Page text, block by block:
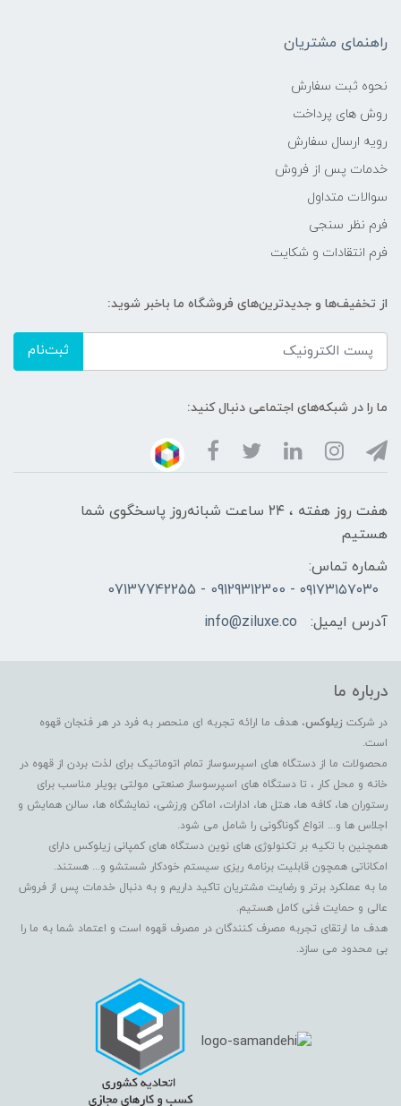
راهنمای مشتریان
نحوه ثبت سفارش
روش های پرداخت
رویه ارسال سفارش
خدمات پس از فروش
سوالات متداول
فرم نظر سنجی
فرم انتقادات و شکایت
از تخفیف‌ها و جدیدترین‌های فروشگاه ما باخبر شوید:
ثبت‌نام
ما را در شبکه‌های اجتماعی دنبال کنید:
هفت روز هفته ، ۲۴ ساعت شبانه‌روز پاسخگوی شما
هستیم
شماره تماس:
۰۹۱۷۳۱۵۷۰۳۰ - 09129312300 - 07137742255
آدرس ایمیل:
info@ziluxe.co
درباره ما
در شرکت زیلوکس، هدف ما ارائه تجربه ای منحصر به فرد در هر فنجان قهوه
است.
محصولات ما از دستگاه های اسپرسوساز تمام اتوماتیک برای لذت بردن از قهوه در
خانه و محل کار ، تا دستگاه های اسپرسوساز صنعتی مولتی بویلر مناسب برای
رستوران ها، کافه ها، هتل ها، ادارات، اماکن ورزشی، نمایشگاه ها، سالن همایش و
اجلاس ها و... انواع گوناگونی را شامل می شود.
همچنین با تکیه بر تکنولوژی های نوین دستگاه های کمپانی زیلوکس دارای
امکاناتی همچون قابلیت برنامه ریزی سیستم خودکار شستشو و... هستند.
ما به عملکرد برتر و رضایت مشتریان تاکید داریم و به دنبال خدمات پس از فروش
عالی و حمایت فنی کامل هستیم.
هدف ما ارتقای تجربه مصرف کنندگان در مصرف قهوه است و اعتماد شما به ما را
بی محدود می سازد.